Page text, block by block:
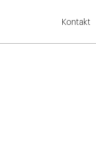
Kontakt